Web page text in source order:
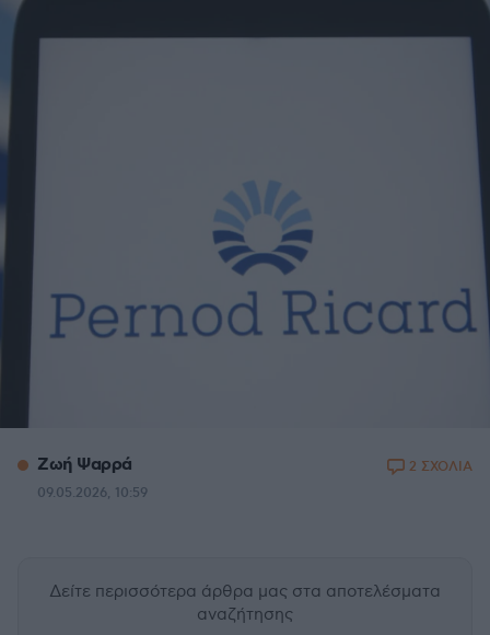
Ζωή Ψαρρά
09.05.2026, 10:59
2 ΣΧΟΛΙΑ
Δείτε περισσότερα άρθρα μας στα αποτελέσματα
αναζήτησης